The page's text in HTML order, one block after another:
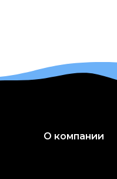
О компании